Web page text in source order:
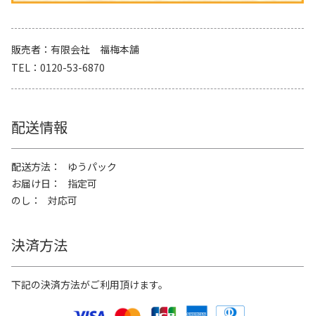
販売者
有限会社 福梅本舗
TEL
0120-53-6870
配送情報
配送方法
ゆうパック
お届け日
指定可
のし
対応可
決済方法
下記の決済方法がご利用頂けます。